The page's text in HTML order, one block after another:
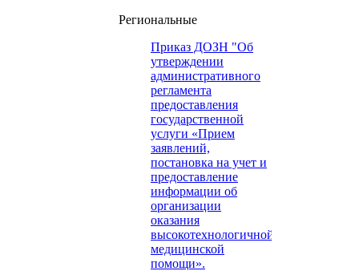
Региональные
Приказ ДОЗН "Об
утверждении
административного
регламента
предоставления
государственной
услуги «Прием
заявлений,
постановка на учет и
предоставление
информации об
организации
оказания
высокотехнологичной
медицинской
помощи».